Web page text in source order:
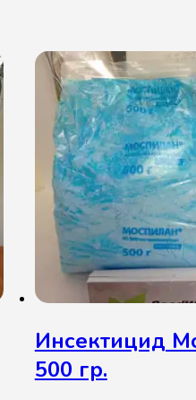
Инсектицид
500 гр.